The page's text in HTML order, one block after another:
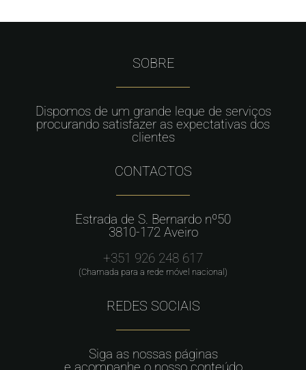
SOBRE
Dispomos de um grande leque de serviços
procurando satisfazer as expectativas dos
clientes
CONTACTOS
Estrada de S. Bernardo nº50
3810-172 Aveiro
+351 926 248 617
(Chamada para a rede móvel nacional)
REDES SOCIAIS
Siga as nossas páginas